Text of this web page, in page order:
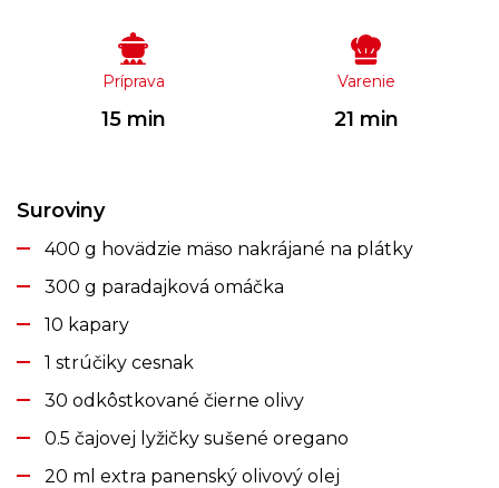
Príprava
15 min
Varenie
21 min
Suroviny
400 g hovädzie mäso nakrájané na plátky
300 g paradajková omáčka
10 kapary
1 strúčiky cesnak
30 odkôstkované čierne olivy
0.5 čajovej lyžičky sušené oregano
20 ml extra panenský olivový olej